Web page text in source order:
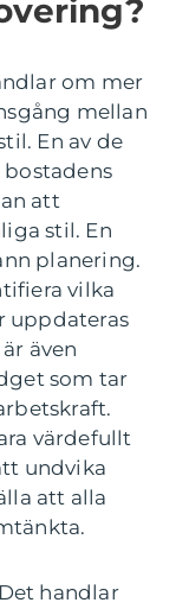
om mer
mellan
En av de
att
stil. En
planering.
vilka
uppdateras
även
som tar
värdefullt
undvika
att alla
handlar